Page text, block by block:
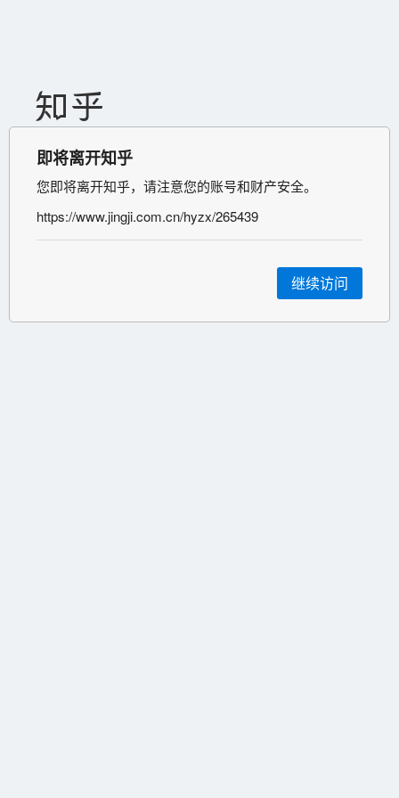
即将离开知乎
您即将离开知乎，请注意您的账号和财产安全。
https://www.jingji.com.cn/hyzx/265439
继续访问